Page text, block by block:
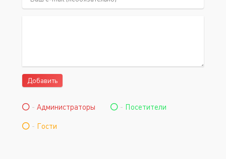
Добавить
- Администраторы - Посетители
- Гости